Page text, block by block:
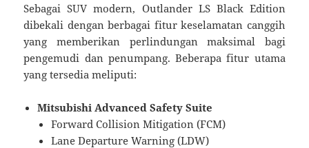
Sebagai SUV modern, Outlander LS Black Edition
dibekali dengan berbagai fitur keselamatan canggih
yang memberikan perlindungan maksimal bagi
pengemudi dan penumpang. Beberapa fitur utama
yang tersedia meliputi:
Mitsubishi Advanced Safety Suite
Forward Collision Mitigation (FCM)
Lane Departure Warning (LDW)